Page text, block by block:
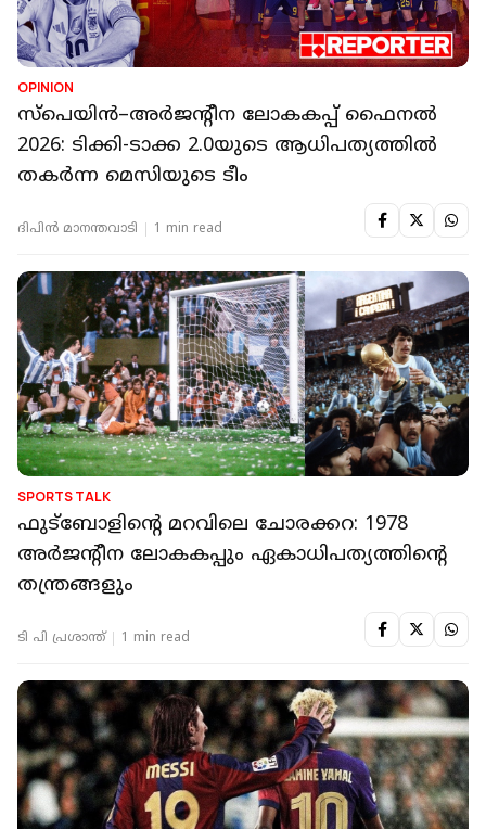
OPINION
സ്പെയിൻ–അർജന്റീന ലോകകപ്പ് ഫൈനൽ
2026: ടിക്കി-ടാക്ക 2.0യുടെ ആധിപത്യത്തിൽ
തകർന്ന മെസിയുടെ ടീം
ദിപിന്‍ മാനന്തവാടി 1 min read
SPORTS TALK
ഫുട്‌ബോളിന്റെ മറവിലെ ചോരക്കറ: 1978
അര്‍ജന്റീന ലോകകപ്പും ഏകാധിപത്യത്തിന്റെ
തന്ത്രങ്ങളും
ടി പി പ്രശാന്ത് 1 min read